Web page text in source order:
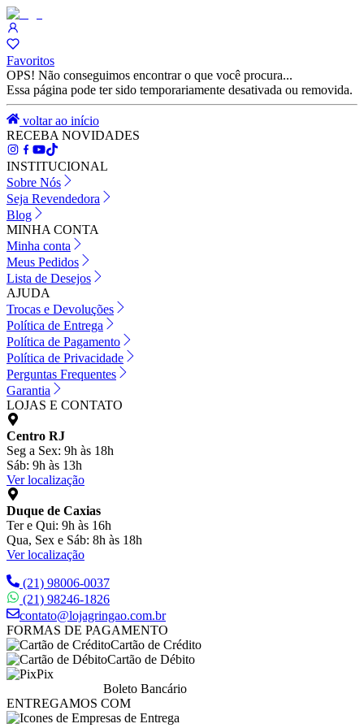
Favoritos
OPS! Não conseguimos encontrar o que você procura...
Essa página pode ter sido temporariamente desativada ou removida.
voltar ao início
RECEBA NOVIDADES
INSTITUCIONAL
Sobre Nós
Seja Revendedora
Blog
MINHA CONTA
Minha conta
Meus Pedidos
Lista de Desejos
AJUDA
Trocas e Devoluções
Política de Entrega
Política de Pagamento
Política de Privacidade
Perguntas Frequentes
Garantia
LOJAS E CONTATO
Centro RJ
Seg a Sex: 9h às 18h
Sáb: 9h às 13h
Ver localização
Duque de Caxias
Ter e Qui: 9h às 16h
Qua, Sex e Sáb: 8h às 18h
Ver localização
(21) 98006-0037
(21) 98246-1826
contato@lojagringao.com.br
FORMAS DE PAGAMENTO
Cartão de Crédito
Cartão de Débito
Pix
Boleto Bancário
ENTREGAMOS COM